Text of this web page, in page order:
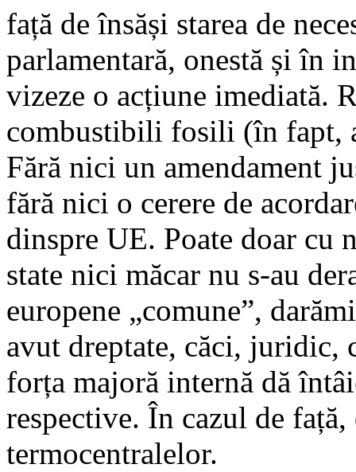
față de însăși starea de
parlamentară, onestă și în
vizeze o acțiune imediată.
combustibili fosili (în fapt,
Fără nici un amendament
fără nici o cerere de
dinspre UE. Poate doar cu
state nici măcar nu s-au
europene „comune”,
avut dreptate, căci, juridic,
forța majoră internă dă
respective. În cazul de
termocentralelor.